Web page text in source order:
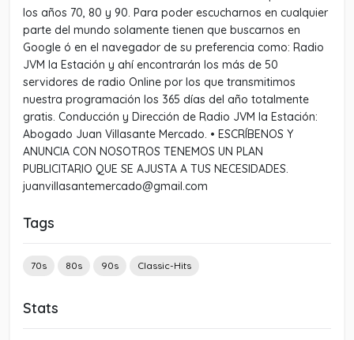
los años 70, 80 y 90. Para poder escucharnos en cualquier
parte del mundo solamente tienen que buscarnos en
Google ó en el navegador de su preferencia como: Radio
JVM la Estación y ahí encontrarán los más de 50
servidores de radio Online por los que transmitimos
nuestra programación los 365 días del año totalmente
gratis. Conducción y Dirección de Radio JVM la Estación:
Abogado Juan Villasante Mercado. • ESCRÍBENOS Y
ANUNCIA CON NOSOTROS TENEMOS UN PLAN
PUBLICITARIO QUE SE AJUSTA A TUS NECESIDADES.
juanvillasantemercado@gmail.com
Tags
70s 80s 90s Classic-Hits
Stats